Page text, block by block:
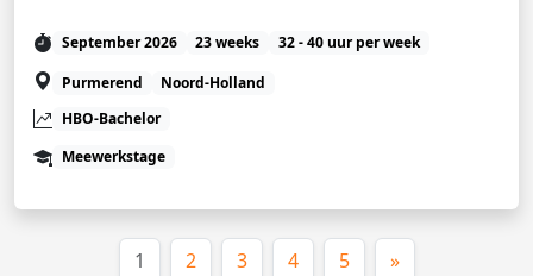
September 2026 23 weeks
32 - 40 uur per week
Purmerend
Noord-Holland
HBO-Bachelor
Meewerkstage
1 (huidige)
2 3 4 5 »